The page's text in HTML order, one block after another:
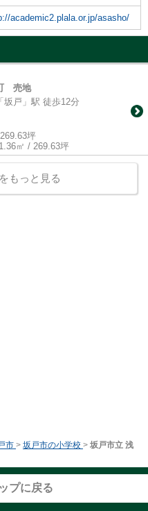
academic2.plala.or.jp/asasho/
売地
坂戸」駅 徒歩12分
坪
㎡ / 269.63坪
もっと見る
市 > 坂戸市の小学校 > 坂戸市立 浅
プに戻る